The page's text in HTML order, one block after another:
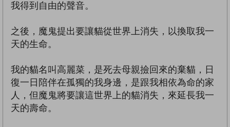
我得到自由的聲音。
之後，魔鬼提出要讓貓從世界上消失，以換取我一
天的生命。
我的貓名叫高麗菜，是死去母親撿回來的棄貓，日
復一日陪伴在孤獨的我身邊，是跟我相依為命的家
人，但魔鬼將要讓這世界上的貓消失，來延長我一
天的壽命。